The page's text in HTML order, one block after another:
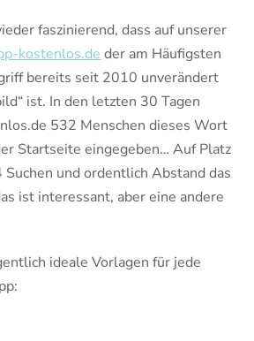
faszinierend, dass auf unserer
kostenlos.de der am Häufigsten
bereits seit 2010 unverändert
ist. In den letzten 30 Tagen
532 Menschen dieses Wort
Startseite eingegeben… Auf Platz
und ordentlich Abstand das
ist interessant, aber eine andere
ideale Vorlagen für jede